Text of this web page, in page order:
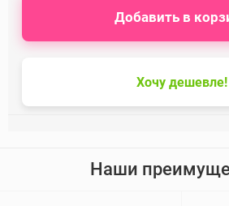
Хочу дешевле!
Добавить в
Наши